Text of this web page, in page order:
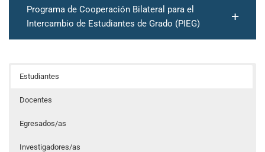
Programa de Cooperación Bilateral para el
Intercambio de Estudiantes de Grado (PIEG)
Estudiantes
Docentes
Egresados/as
Investigadores/as